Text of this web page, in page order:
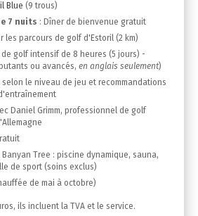
Blue (9 trous)
7 nuits : Dîner de bienvenue gratuit
les parcours de golf d'Estoril (2 km)
de golf intensif de 8 heures (5 jours) -
ou avancés, en anglais seulement)
le niveau de jeu et recommandations
Daniel Grimm, professionnel de golf
Tree : piscine dynamique, sauna,
de sport (soins exclus)
de mai à octobre)
ils incluent la TVA et le service.